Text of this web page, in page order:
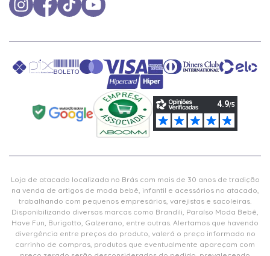
Loja de atacado localizada no Brás com mais de 30 anos de tradição
na venda de artigos de moda bebê, infantil e acessórios no atacado,
trabalhando com pequenos empresários, varejistas e sacoleiras.
Disponibilizando diversas marcas como Brandili, Paraíso Moda Bebê,
Have Fun, Burigotto, Galzerano, entre outras. Alertamos que havendo
divergência entre preços do produto, valerá o preço informado no
carrinho de compras, produtos que eventualmente apareçam com